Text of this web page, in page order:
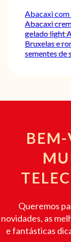
Abacaxi
Abacaxi
gelado light
Bruxelas e
sementes de
Queremos
novidades, as
e fantásticas